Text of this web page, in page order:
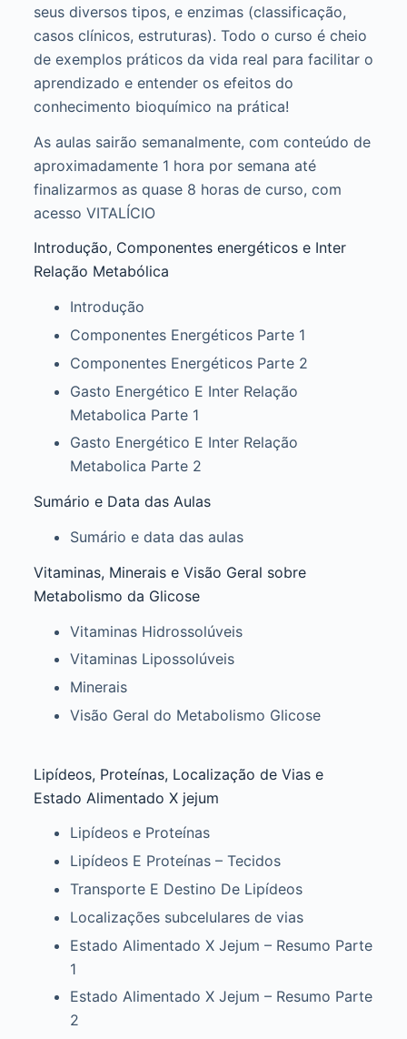
seus diversos tipos, e enzimas (classificação,
casos clínicos, estruturas). Todo o curso é cheio
de exemplos práticos da vida real para facilitar o
aprendizado e entender os efeitos do
conhecimento bioquímico na prática!
As aulas sairão semanalmente, com conteúdo de
aproximadamente 1 hora por semana até
finalizarmos as quase 8 horas de curso, com
acesso VITALÍCIO
Introdução, Componentes energéticos e Inter
Relação Metabólica
Introdução
Componentes Energéticos Parte 1
Componentes Energéticos Parte 2
Gasto Energético E Inter Relação
Metabolica Parte 1
Gasto Energético E Inter Relação
Metabolica Parte 2
Sumário e Data das Aulas
Sumário e data das aulas
Vitaminas, Minerais e Visão Geral sobre
Metabolismo da Glicose
Vitaminas Hidrossolúveis
Vitaminas Lipossolúveis
Minerais
Visão Geral do Metabolismo Glicose
Lipídeos, Proteínas, Localização de Vias e
Estado Alimentado X jejum
Lipídeos e Proteínas
Lipídeos E Proteínas – Tecidos
Transporte E Destino De Lipídeos
Localizações subcelulares de vias
Estado Alimentado X Jejum – Resumo Parte
1
Estado Alimentado X Jejum – Resumo Parte
2